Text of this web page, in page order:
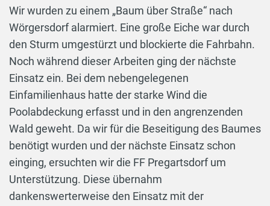
Wir wurden zu einem „Baum über Straße“ nach
Wörgersdorf alarmiert. Eine große Eiche war durch
den Sturm umgestürzt und blockierte die Fahrbahn.
Noch während dieser Arbeiten ging der nächste
Einsatz ein. Bei dem nebengelegenen
Einfamilienhaus hatte der starke Wind die
Poolabdeckung erfasst und in den angrenzenden
Wald geweht. Da wir für die Beseitigung des Baumes
benötigt wurden und der nächste Einsatz schon
einging, ersuchten wir die FF Pregartsdorf um
Unterstützung. Diese übernahm
dankenswerterweise den Einsatz mit der